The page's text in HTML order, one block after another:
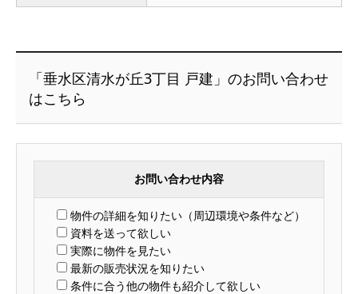
「垂水区清水が丘3丁目 戸建」のお問い合わせ
はこちら
お問い合わせ内容
物件の詳細を知りたい（周辺環境や条件など）
資料を送って欲しい
実際に物件を見たい
最新の販売状況を知りたい
条件に合う他の物件も紹介して欲しい